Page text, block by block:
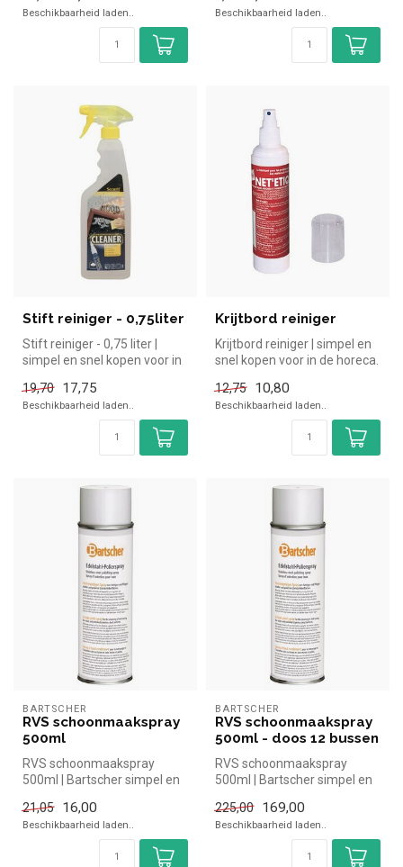
Beschikbaarheid laden.. Beschikbaarheid laden..
Stift reiniger - 0,75liter
Stift reiniger - 0,75 liter |
simpel en snel kopen voor in
19,70
17,75
Beschikbaarheid laden..
Krijtbord reiniger
Krijtbord reiniger | simpel en
snel kopen voor in de horeca.
12,75
10,80
Beschikbaarheid laden..
BARTSCHER
RVS schoonmaakspray
500ml
RVS schoonmaakspray
500ml | Bartscher simpel en
Ov...
21,05 16,00
Beschikbaarheid laden..
BARTSCHER
RVS schoonmaakspray
500ml - doos 12 bussen
RVS schoonmaakspray
500ml | Bartscher simpel en
Ov...
225,00 169,00
Beschikbaarheid laden..